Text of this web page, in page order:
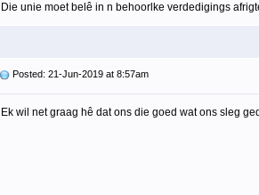
Die unie moet belê in n behoorlke verdedigings
Posted: 21-Jun-2019 at 8:57am
Ek wil net graag hê dat ons die goed wat ons sleg